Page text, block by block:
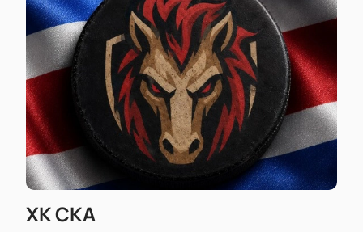
На сайте вы найдете всю нужную информацию:
когда начнется матч, сколько длится игра и
расписание ближайших встреч КХЛ. Купите билет
на хоккей — получите яркие эмоции и
незабываемый вечер!
ХК СКА